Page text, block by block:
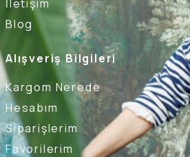
İletişim
Blog
Alışveriş Bilgileri
Kargom Nerede
Hesabım
Siparişlerim
Favorilerim